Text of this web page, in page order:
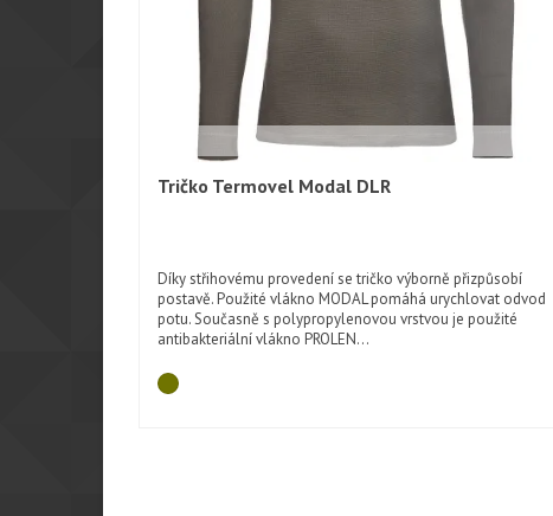
Rychlý náhled
Tričko Termovel Modal DLR
Díky střihovému provedení se tričko výborně přizpůsobí
postavě. Použité vlákno MODAL pomáhá urychlovat odvod
potu. Současně s polypropylenovou vrstvou je použité
antibakteriální vlákno PROLEN...